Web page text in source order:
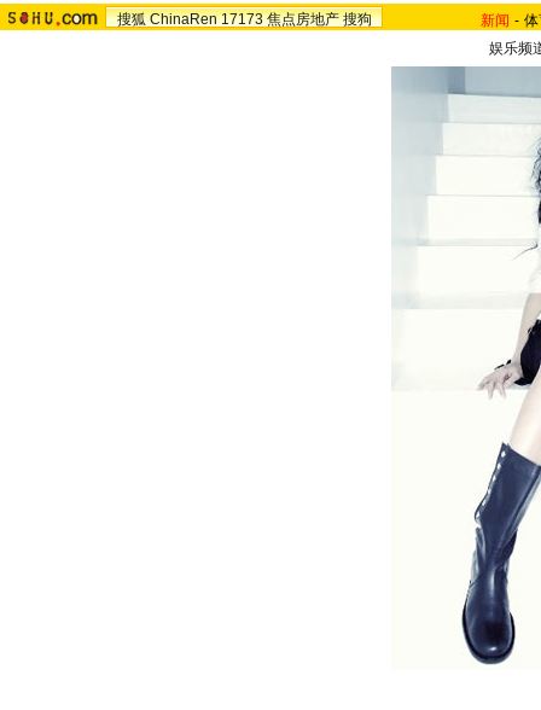
搜狐 ChinaRen 17173 焦点房地产 搜狗 新闻 -
娱乐频